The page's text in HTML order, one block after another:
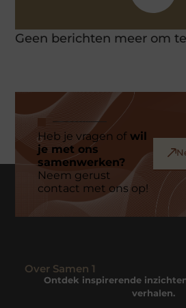
Geen berichten meer om
Heb je vragen ofwil
je met ons
samenwerken?
Neem gerust
contact met ons op!
Over Samen 1
Ontdek inspirerende
verhalen.